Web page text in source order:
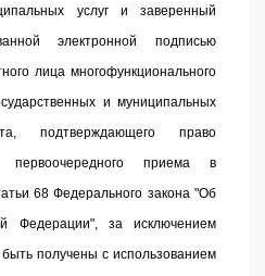
услуг и заверенный
электронной подписью
лица многофункционального
и муниципальных
подтверждающего право
первоочередного приема в
68Федерального закона "Об
Федерации", за исключением
получены с использованием